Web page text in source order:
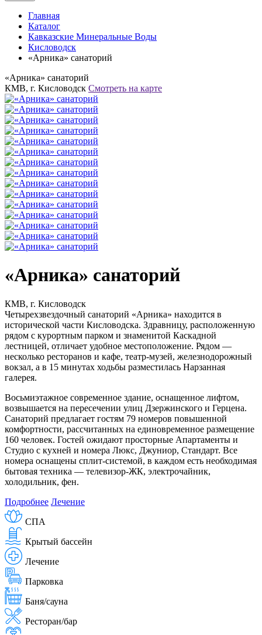
Главная
Каталог
Кавказские Минеральные Воды
Кисловодск
«Арника» санаторий
«Арника» санаторий
КМВ, г. Кисловодск Смотреть на карте
«Арника» санаторий
КМВ, г. Кисловодск
Четырехзвездочный санаторий «Арника» находится в
исторической части Кисловодска. Здравницу, расположенную
рядом с курортным парком и знаменитой Каскадной
лестницей, отличает удобное местоположение. Рядом —
несколько ресторанов и кафе, театр-музей, железнодорожный
вокзал, а в 15 минутах ходьбы разместилась Нарзанная
галерея.
Восьмиэтажное современное здание, оснащенное лифтом,
возвышается на пересечении улиц Дзержинского и Герцена.
Санаторий предлагает гостям 79 номеров повышенной
комфортности, рассчитанных на единовременное размещение
160 человек. Гостей ожидают просторные Апартаменты и
Студио с кухней и номера Люкс, Джуниор, Стандарт. Все
номера оснащены сплит-системой, в каждом есть необходимая
бытовая техника — телевизор-ЖК, электрочайник,
холодильник, фен.
Подробнее Лечение
СПА
Крытый бассейн
Лечение
Парковка
Баня/сауна
Ресторан/бар